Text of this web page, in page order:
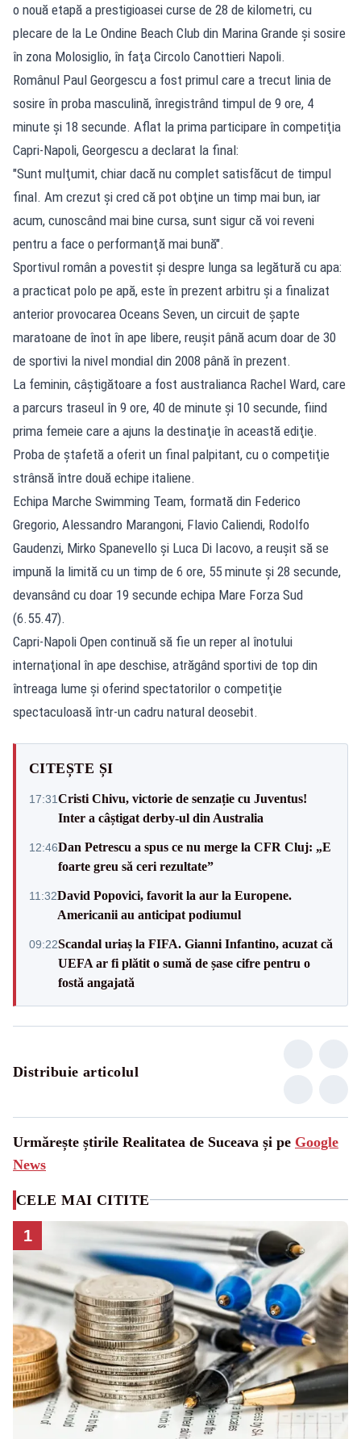
o nouă etapă a prestigioasei curse de 28 de kilometri, cu
plecare de la Le Ondine Beach Club din Marina Grande şi sosire
în zona Molosiglio, în faţa Circolo Canottieri Napoli.
Românul Paul Georgescu a fost primul care a trecut linia de
sosire în proba masculină, înregistrând timpul de 9 ore, 4
minute şi 18 secunde. Aflat la prima participare în competiţia
Capri-Napoli, Georgescu a declarat la final:
"Sunt mulţumit, chiar dacă nu complet satisfăcut de timpul
final. Am crezut şi cred că pot obţine un timp mai bun, iar
acum, cunoscând mai bine cursa, sunt sigur că voi reveni
pentru a face o performanţă mai bună".
Sportivul român a povestit şi despre lunga sa legătură cu apa:
a practicat polo pe apă, este în prezent arbitru şi a finalizat
anterior provocarea Oceans Seven, un circuit de şapte
maratoane de înot în ape libere, reuşit până acum doar de 30
de sportivi la nivel mondial din 2008 până în prezent.
La feminin, câştigătoare a fost australianca Rachel Ward, care
a parcurs traseul în 9 ore, 40 de minute şi 10 secunde, fiind
prima femeie care a ajuns la destinaţie în această ediţie.
Proba de ştafetă a oferit un final palpitant, cu o competiţie
strânsă între două echipe italiene.
Echipa Marche Swimming Team, formată din Federico
Gregorio, Alessandro Marangoni, Flavio Caliendi, Rodolfo
Gaudenzi, Mirko Spanevello şi Luca Di Iacovo, a reuşit să se
impună la limită cu un timp de 6 ore, 55 minute şi 28 secunde,
devansând cu doar 19 secunde echipa Mare Forza Sud
(6.55.47).
Capri-Napoli Open continuă să fie un reper al înotului
internaţional în ape deschise, atrăgând sportivi de top din
întreaga lume şi oferind spectatorilor o competiţie
spectaculoasă într-un cadru natural deosebit.
CITEȘTE ȘI
17:31Cristi Chivu, victorie de senzație cu Juventus!
Inter a câștigat derby-ul din Australia
12:46Dan Petrescu a spus ce nu merge la CFR Cluj: „E
foarte greu să ceri rezultate”
11:32David Popovici, favorit la aur la Europene.
Americanii au anticipat podiumul
09:22Scandal uriaș la FIFA. Gianni Infantino, acuzat că
UEFA ar fi plătit o sumă de șase cifre pentru o
fostă angajată
Distribuie articolul
Urmărește știrile Realitatea de Suceava și pe Google
News
CELE MAI CITITE
1